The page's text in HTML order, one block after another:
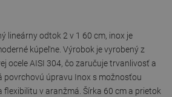
lineárny odtok 2 v 1 60 cm, inox je
kúpeľne. Výrobok je vyrobený z
ocele AISI 304, čo zaručuje trvanlivosť a
povrchovú úpravu Inox s možnosťou
flexibilitu v aranžmá. Šírka 60 cm a prietok